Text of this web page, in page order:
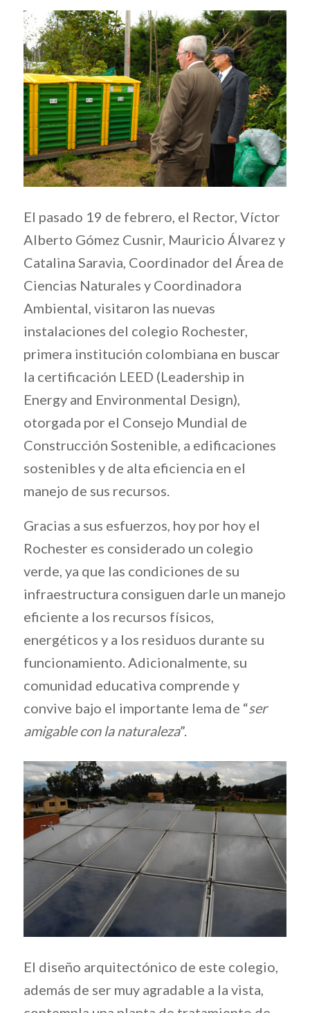
El pasado 19 de febrero, el Rector, Víctor
Alberto Gómez Cusnir, Mauricio Álvarez y
Catalina Saravia, Coordinador del Área de
Ciencias Naturales y Coordinadora
Ambiental, visitaron las nuevas
instalaciones del colegio Rochester,
primera institución colombiana en buscar
la certificación LEED (Leadership in
Energy and Environmental Design),
otorgada por el Consejo Mundial de
Construcción Sostenible, a edificaciones
sostenibles y de alta eficiencia en el
manejo de sus recursos.
Gracias a sus esfuerzos, hoy por hoy el
Rochester es considerado un colegio
verde, ya que las condiciones de su
infraestructura consiguen darle un manejo
eficiente a los recursos físicos,
energéticos y a los residuos durante su
funcionamiento. Adicionalmente, su
comunidad educativa comprende y
convive bajo el importante lema de “ser
amigable con la naturaleza”.
El diseño arquitectónico de este colegio,
además de ser muy agradable a la vista,